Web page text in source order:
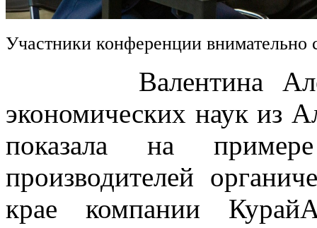
Участники конференции
Валентина
экономических наук из
показала на
производителей
крае компании